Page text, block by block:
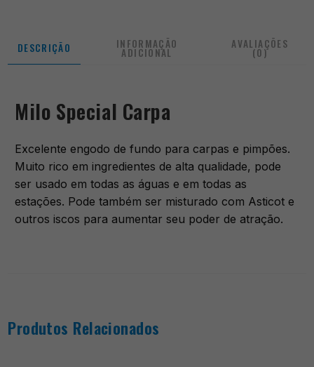
DESCRIÇÃO INFORMAÇÃO
ADICIONAL
AVALIAÇÕES
(0)
Milo Special Carpa
Excelente engodo de fundo para carpas e pimpões.
Muito rico em ingredientes de alta qualidade, pode
ser usado em todas as águas e em todas as
estações. Pode também ser misturado com Asticot e
outros iscos para aumentar seu poder de atração.
Produtos Relacionados